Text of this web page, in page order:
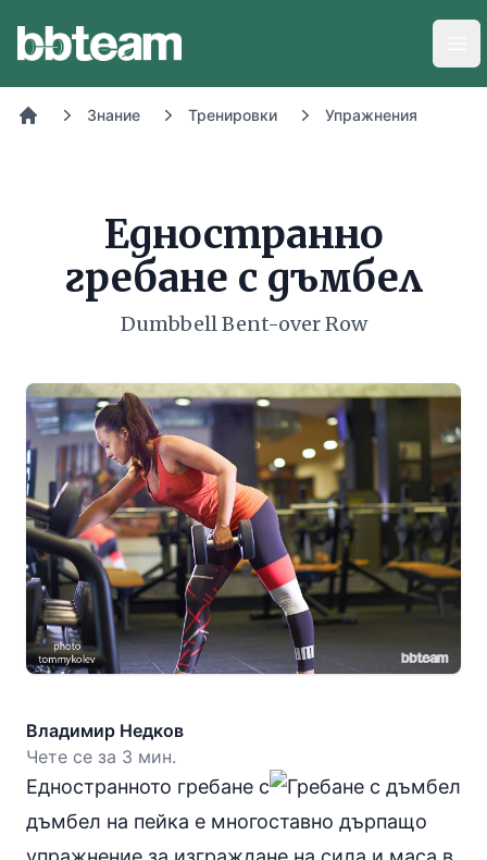
Знание Тренировки Упражнения
Едностранно
гребане с дъмбел
Dumbbell Bent-over Row
Владимир Недков
Чете се за 3 мин.
Едностранното гребане с
дъмбел на пейка е многоставно дърпащо